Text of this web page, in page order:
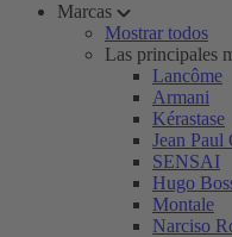
Marcas
Mostrar todos
Las principales
Lancôme
Armani
Kérastase
Jean Paul
SENSAI
Hugo
Montale
Narciso